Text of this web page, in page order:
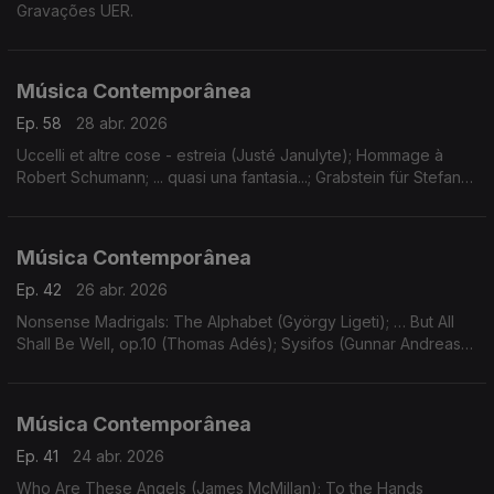
Gravações UER.
Música Contemporânea
Ep. 58
28 abr. 2026
Uccelli et altre cose - estreia (Justé Janulyte); Hommage à
Robert Schumann; ... quasi una fantasia...; Grabstein für Stefan
Música Contemporânea
Ep. 42
26 abr. 2026
Nonsense Madrigals: The Alphabet (György Ligeti); … But All
Shall Be Well, op.10 (Thomas Adés); Sysifos (Gunnar Andreas
Música Contemporânea
Ep. 41
24 abr. 2026
Who Are These Angels (James McMillan); To the Hands